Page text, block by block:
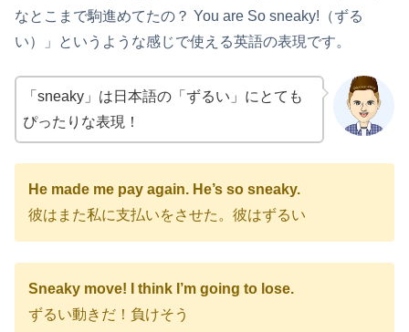
なとこまで駒進めてたの？ You are So sneaky!（ずる
い）」というような感じで使える英語の表現です。
「sneaky」は日本語の「ずるい」にとても
ぴったりな表現！
He made me pay again. He’s so sneaky.
彼はまた私に支払いをさせた。彼はずるい
Sneaky move! I think I’m going to lose.
ずるい動きだ！負けそう